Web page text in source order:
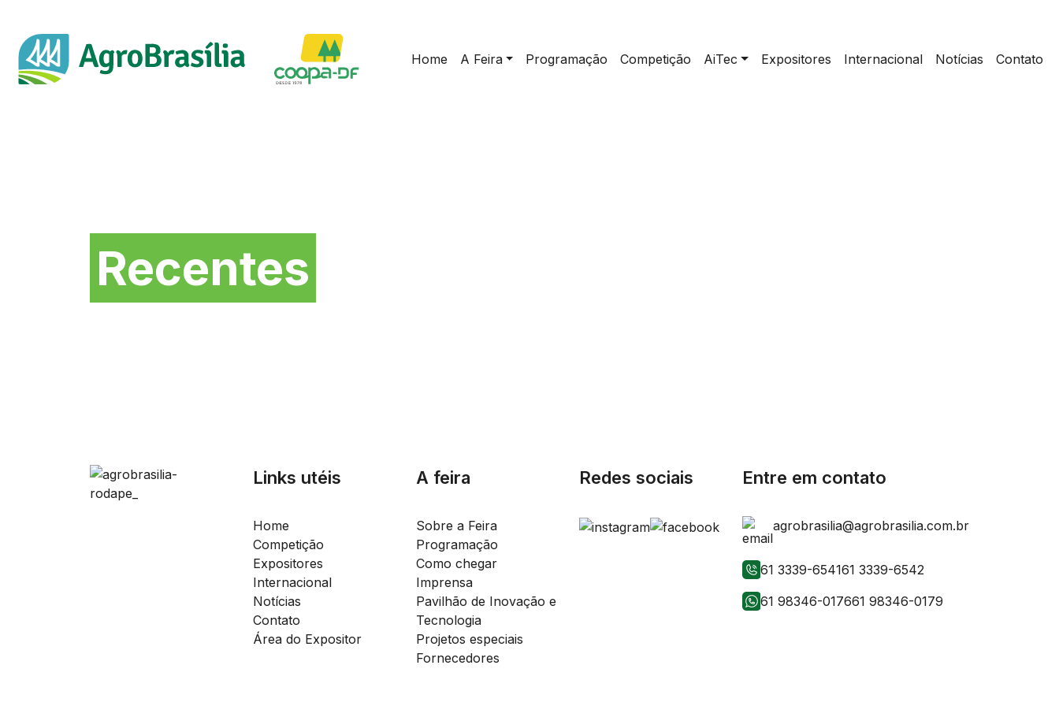
Home A Feira Programação Competição AiTec Expositores Internacional Notícias Contato
Recentes
Links utéis
Home
Competição
Expositores
Internacional
Notícias
Contato
Área do Expositor
A feira
Sobre a Feira
Programação
Como chegar
Imprensa
Pavilhão de Inovação e
Tecnologia
Projetos especiais
Fornecedores
Redes sociais Entre em contato
agrobrasilia@agrobrasilia.com.br
61 3339-654161 3339-6542
61 98346-017661 98346-0179